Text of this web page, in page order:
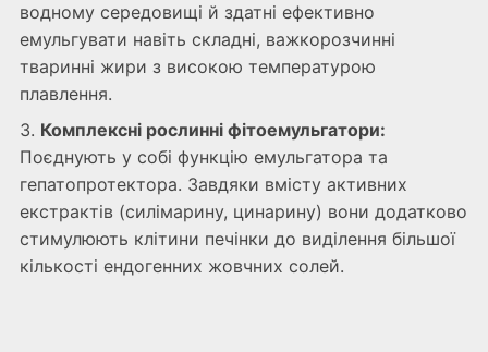
водному середовищі й здатні ефективно
емульгувати навіть складні, важкорозчинні
тваринні жири з високою температурою
плавлення.
Комплексні рослинні фітоемульгатори:
Поєднують у собі функцію емульгатора та
гепатопротектора. Завдяки вмісту активних
екстрактів (силімарину, цинарину) вони додатково
стимулюють клітини печінки до виділення більшої
кількості ендогенних жовчних солей.